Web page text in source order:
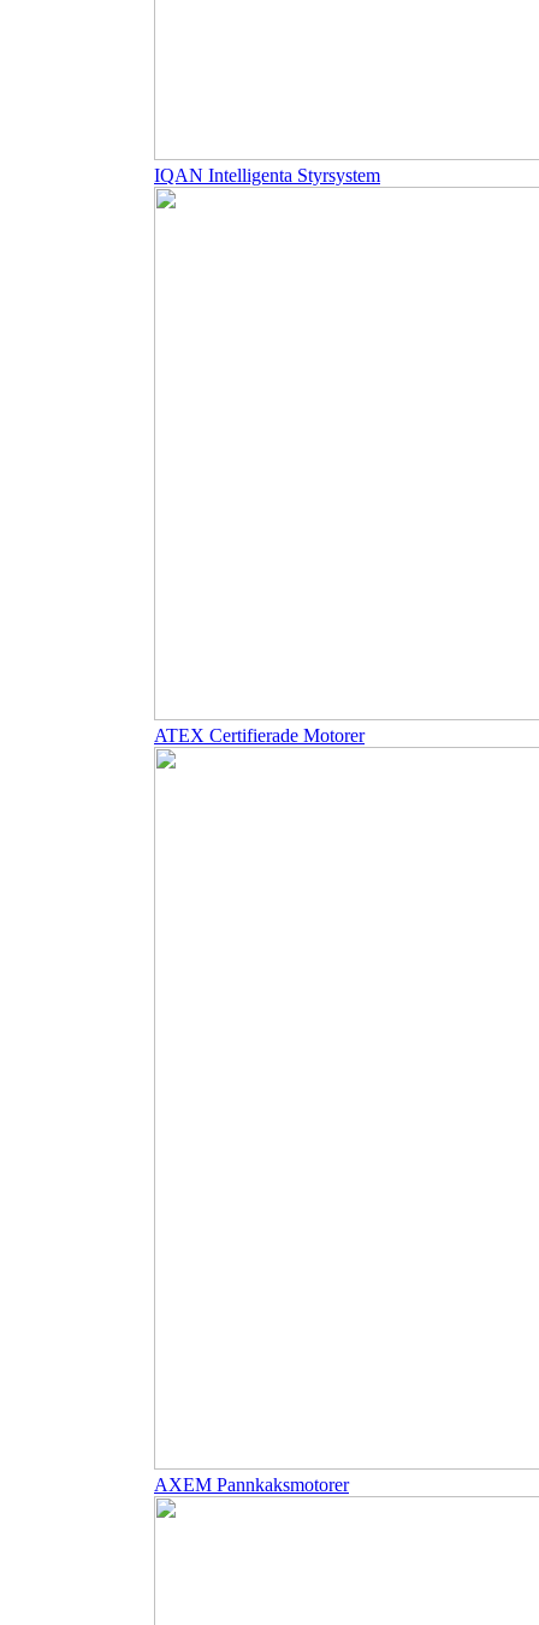
IQAN Intelligenta Styrsystem
ATEX Certifierade Motorer
AXEM Pannkaksmotorer